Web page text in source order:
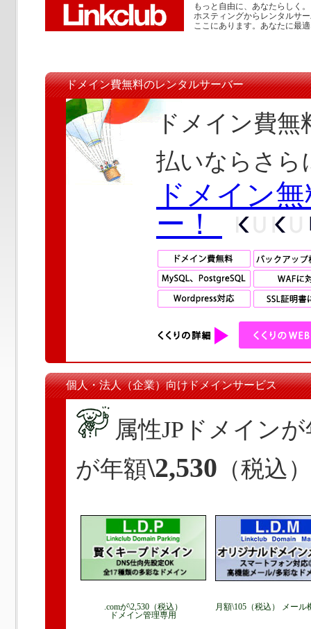
もっと自由に、あなたらしく。
ホスティングからレンタルサ
ここにあります。あなたに最
ドメイン費無料のレンタルサーバー
ドメイン費無
払いならさら
ドメイン
ー！
個人・法人（企業）向けドメインサービス
属性JPドメイン
が年額\2,530 （税込
.comが\2,530（税込）
ドメイン管理専用
月額\105（税込） メール